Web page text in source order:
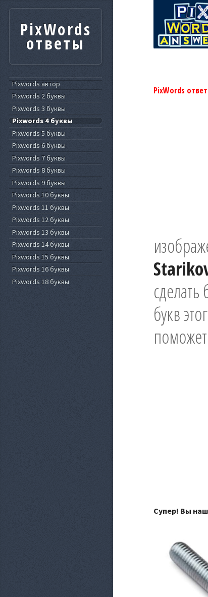
PixWords
букв
Супер! Вы
PixWords
ответы
Pixwords автор
Pixwords 2 буквы
Pixwords 3 буквы
Pixwords 4 буквы
Pixwords 5 буквы
Pixwords 6 буквы
Pixwords 7 буквы
Pixwords 8 буквы
Pixwords 9 буквы
Pixwords 10 буквы
Pixwords 11 буквы
Pixwords 12 буквы
Pixwords 13 буквы
Pixwords 14 буквы
Pixwords 15 буквы
Pixwords 16 буквы
Pixwords 18 буквы